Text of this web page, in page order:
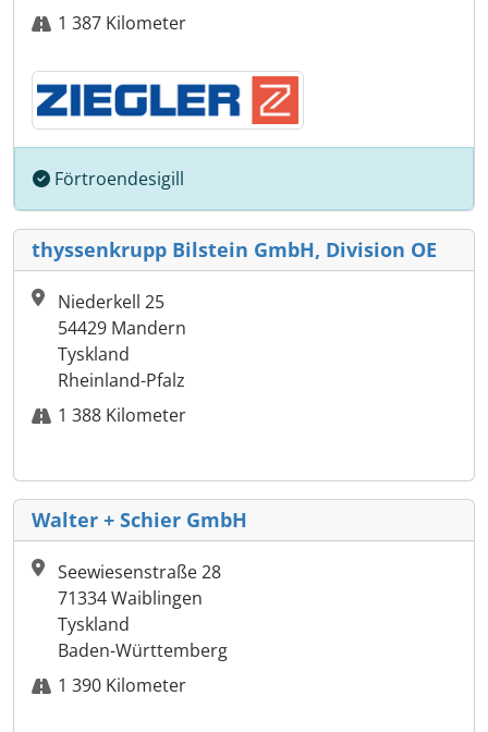
1 387 Kilometer
Förtroendesigill
thyssenkrupp Bilstein GmbH, Division OE
Niederkell 25
54429 Mandern
Tyskland
Rheinland-Pfalz
1 388 Kilometer
Walter + Schier GmbH
Seewiesenstraße 28
71334 Waiblingen
Tyskland
Baden-Württemberg
1 390 Kilometer